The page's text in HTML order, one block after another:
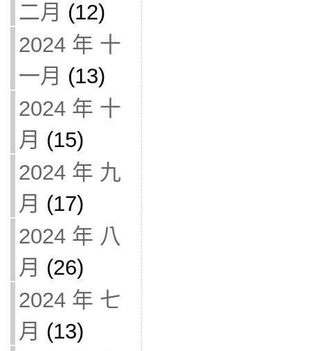
二月 (12)
2024 年 十
一月 (13)
2024 年 十
月 (15)
2024 年 九
月 (17)
2024 年 八
月 (26)
2024 年 七
月 (13)